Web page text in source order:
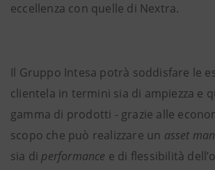
eccellenza con quelle di Nextra.
Il Gruppo Intesa potrà soddisfare le
clientela in termini sia di ampiezza e
gamma di prodotti - grazie alle
scopo che può realizzare un asset
sia di performance e di flessibilità